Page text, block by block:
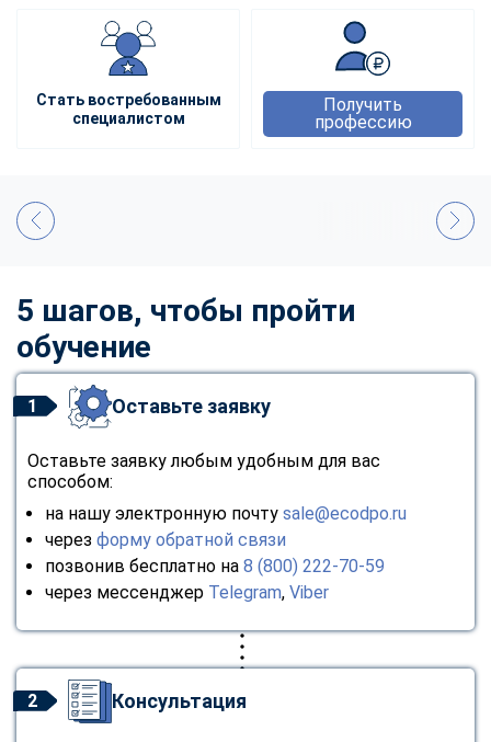
Стать востребованным
специалистом
Получить
профессию
5 шагов, чтобы пройти
обучение
1 Оставьте заявку
Оставьте заявку любым удобным для вас
способом:
на нашу электронную почту sale@ecodpo.ru
через форму обратной связи
позвонив бесплатно на 8 (800) 222-70-59
через мессенджер Telegram, Viber
2 Консультация